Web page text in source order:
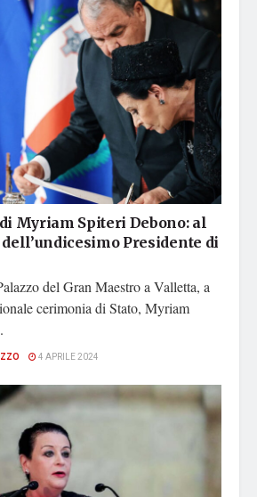
Myriam Spiteri Debono: al
Presidente di
del Gran Maestro a Valletta, a
cerimonia di Stato, Myriam
4 APRILE 2024